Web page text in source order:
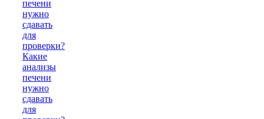
Какие
анализы
печени
нужно
сдавать
для